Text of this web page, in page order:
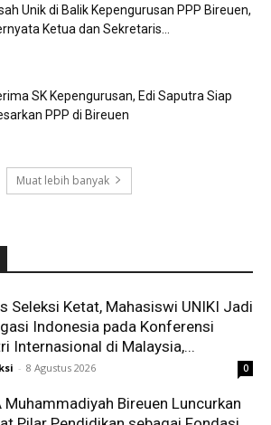
Unik di Balik Kepengurusan PPP Bireuen,
Ketua dan Sekretaris...
SK Kepengurusan, Edi Saputra Siap
PPP di Bireuen
Muat lebih banyak
Seleksi Ketat, Mahasiswi UNIKI Jadi
Indonesia pada Konferensi
Internasional di Malaysia,...
- 8 Agustus 2026 0
Muhammadiyah Bireuen Luncurkan